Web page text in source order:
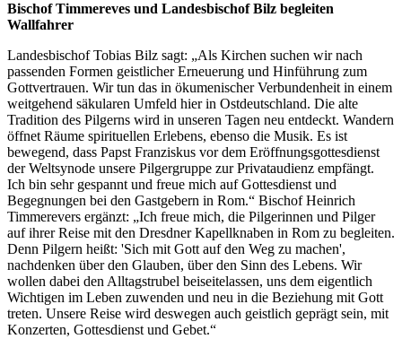
Bischof Timmereves und Landesbischof Bilz begleiten
Wallfahrer
Landesbischof Tobias Bilz sagt: „Als Kirchen suchen wir nach
passenden Formen geistlicher Erneuerung und Hinführung zum
Gottvertrauen. Wir tun das in ökumenischer Verbundenheit in einem
weitgehend säkularen Umfeld hier in Ostdeutschland. Die alte
Tradition des Pilgerns wird in unseren Tagen neu entdeckt. Wandern
öffnet Räume spirituellen Erlebens, ebenso die Musik. Es ist
bewegend, dass Papst Franziskus vor dem Eröffnungsgottesdienst
der Weltsynode unsere Pilgergruppe zur Privataudienz empfängt.
Ich bin sehr gespannt und freue mich auf Gottesdienst und
Begegnungen bei den Gastgebern in Rom.“ Bischof Heinrich
Timmerevers ergänzt: „Ich freue mich, die Pilgerinnen und Pilger
auf ihrer Reise mit den Dresdner Kapellknaben in Rom zu begleiten.
Denn Pilgern heißt: 'Sich mit Gott auf den Weg zu machen',
nachdenken über den Glauben, über den Sinn des Lebens. Wir
wollen dabei den Alltagstrubel beiseitelassen, uns dem eigentlich
Wichtigen im Leben zuwenden und neu in die Beziehung mit Gott
treten. Unsere Reise wird deswegen auch geistlich geprägt sein, mit
Konzerten, Gottesdienst und Gebet.“